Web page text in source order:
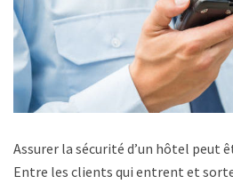
Assurer la sécurité d’un hôtel peut
Entre les clients qui entrent et